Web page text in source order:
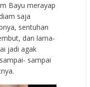
Bayu merayap
saja
sentuhan
dan lama-
jadi agak
sampai